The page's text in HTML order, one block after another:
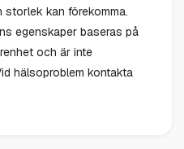
storlek kan förekomma.
egenskaper baseras på
och är inte
hälsoproblem kontakta